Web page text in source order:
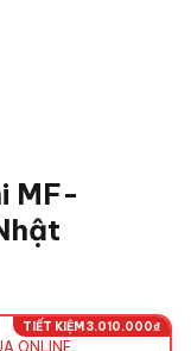
MF-
TIẾT KIỆM 3.010.000₫
ONLINE